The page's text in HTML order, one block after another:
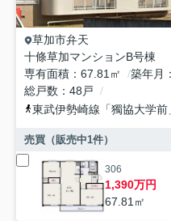
草加市弁天
十條草加マンションB号棟
専有面積
67.81㎡ 築年月
総戸数
48戸
東武伊勢崎線 「獨協大学前
売買（販売中1件）
306
1,390万円
67.81㎡